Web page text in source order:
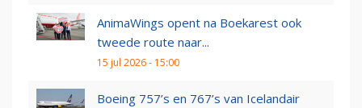
AnimaWings opent na Boekarest ook
tweede route naar...
15 jul 2026 - 15:00
Boeing 757’s en 767’s van Icelandair